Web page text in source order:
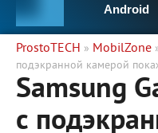
Android
ProstoTECH » MobilZone
подэкранной камерой
Samsung
с